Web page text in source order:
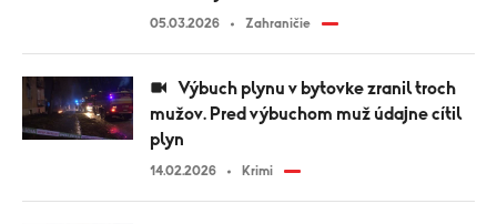
05.03.2026 Zahraničie
mužov. Pred výbuchom muž údajne cítil
plyn
14.02.2026 Krimi